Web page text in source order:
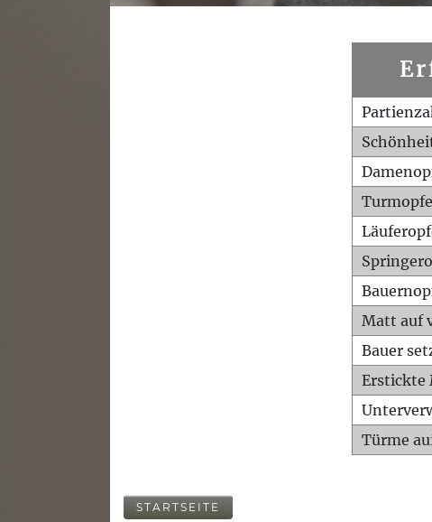
Matt auf
Bauer
Erstickte
Türme
STARTSEITE